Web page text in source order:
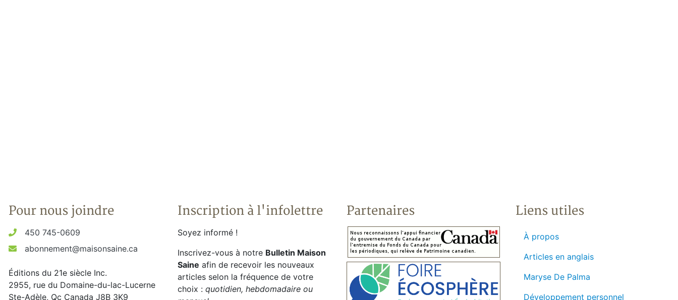
Pour nous joindre
450 745-0609
abonnement@maisonsaine.ca
Éditions du 21e siècle Inc.
2955, rue du Domaine-du-lac-Lucerne
Ste-Adèle, Qc Canada J8B 3K9
Inscription à l'infolettre
Soyez informé !
Inscrivez-vous à notre Bulletin Maison
Saine afin de recevoir les nouveaux
articles selon la fréquence de votre
choix : quotidien, hebdomadaire ou
Partenaires Liens utiles
À propos
Articles en anglais
Maryse De Palma
Développement personnel